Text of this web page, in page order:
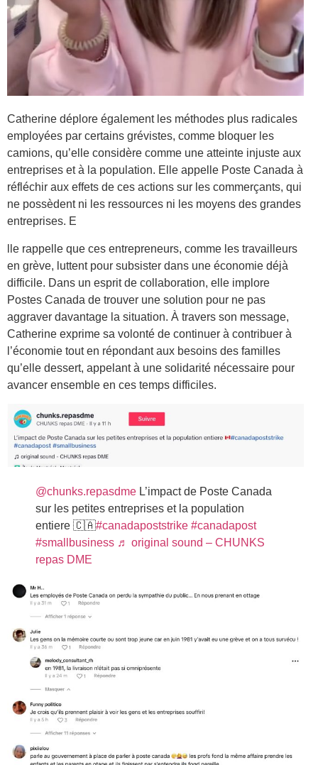
Catherine déplore également les méthodes plus radicales
employées par certains grévistes, comme bloquer les
camions, qu’elle considère comme une atteinte injuste aux
entreprises et à la population. Elle appelle Poste Canada à
réfléchir aux effets de ces actions sur les commerçants, qui
ne possèdent ni les ressources ni les moyens des grandes
entreprises. E
lle rappelle que ces entrepreneurs, comme les travailleurs
en grève, luttent pour subsister dans une économie déjà
difficile. Dans un esprit de collaboration, elle implore
Postes Canada de trouver une solution pour ne pas
aggraver davantage la situation. À travers son message,
Catherine exprime sa volonté de continuer à contribuer à
l’économie tout en répondant aux besoins des familles
qu’elle dessert, appelant à une solidarité nécessaire pour
avancer ensemble en ces temps difficiles.
@chunks.repasdme L’impact de Poste Canada
sur les petites entreprises et la population
entiere 🇨🇦#canadapoststrike #canadapost
#smallbusiness ♬ original sound – CHUNKS
repas DME